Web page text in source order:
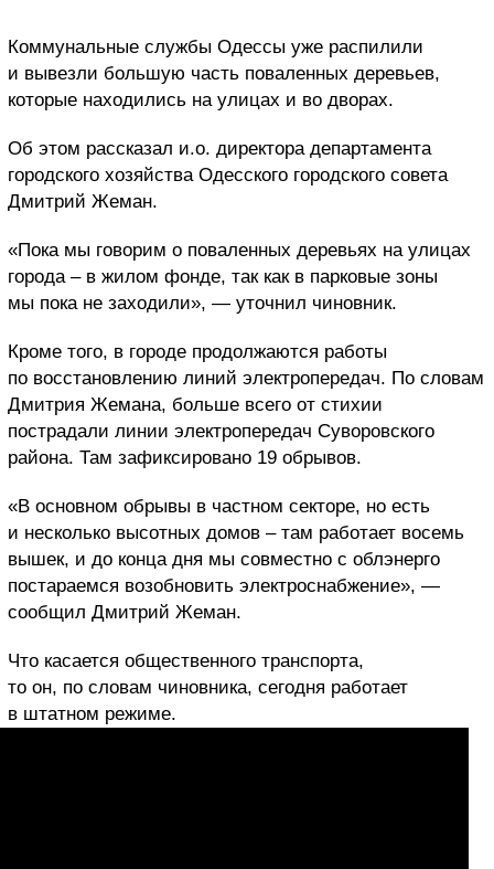
Коммунальные службы Одессы уже распилили
и вывезли большую часть поваленных деревьев,
которые находились на улицах и во дворах.
Об этом рассказал и.о. директора департамента
городского хозяйства Одесского городского совета
Дмитрий Жеман.
«Пока мы говорим о поваленных деревьях на улицах
города – в жилом фонде, так как в парковые зоны
мы пока не заходили», — уточнил чиновник.
Кроме того, в городе продолжаются работы
по восстановлению линий электропередач. По словам
Дмитрия Жемана, больше всего от стихии
пострадали линии электропередач Суворовского
района. Там зафиксировано 19 обрывов.
«В основном обрывы в частном секторе, но есть
и несколько высотных домов – там работает восемь
вышек, и до конца дня мы совместно с облэнерго
постараемся возобновить электроснабжение», —
сообщил Дмитрий Жеман.
Что касается общественного транспорта,
то он, по словам чиновника, сегодня работает
в штатном режиме.